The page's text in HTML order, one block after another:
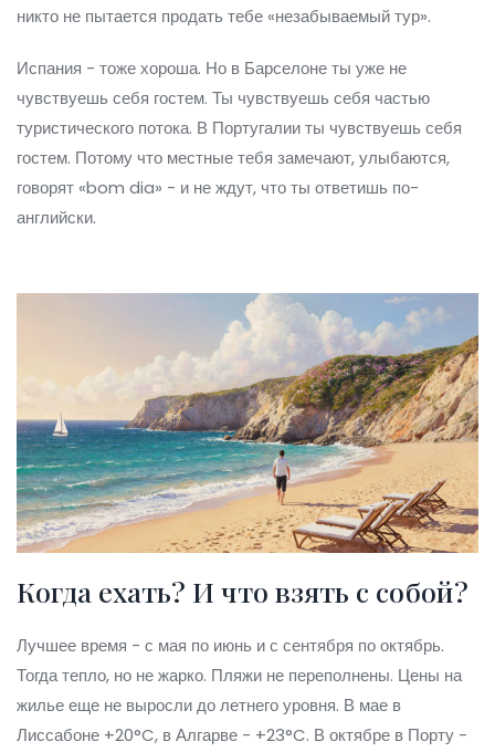
никто не пытается продать тебе «незабываемый тур».
Испания - тоже хороша. Но в Барселоне ты уже не
чувствуешь себя гостем. Ты чувствуешь себя частью
туристического потока. В Португалии ты чувствуешь себя
гостем. Потому что местные тебя замечают, улыбаются,
говорят «bom dia» - и не ждут, что ты ответишь по-
английски.
Когда ехать? И что взять с собой?
Лучшее время - с мая по июнь и с сентября по октябрь.
Тогда тепло, но не жарко. Пляжи не переполнены. Цены на
жилье еще не выросли до летнего уровня. В мае в
Лиссабоне +20°C, в Алгарве - +23°C. В октябре в Порту -